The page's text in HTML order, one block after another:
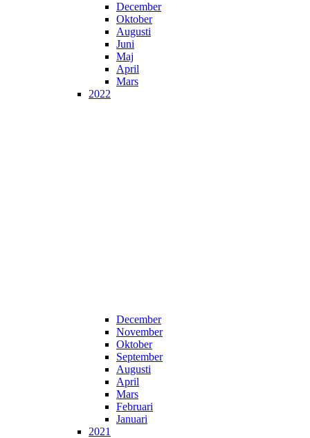
December
Oktober
Augusti
Juni
Maj
April
Mars
2022
December
November
Oktober
September
Augusti
April
Mars
Februari
Januari
2021